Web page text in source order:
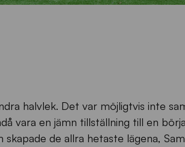
halvlek. Det var möjligtvis inte
vara en jämn tillställning till en
de allra hetaste lägena,